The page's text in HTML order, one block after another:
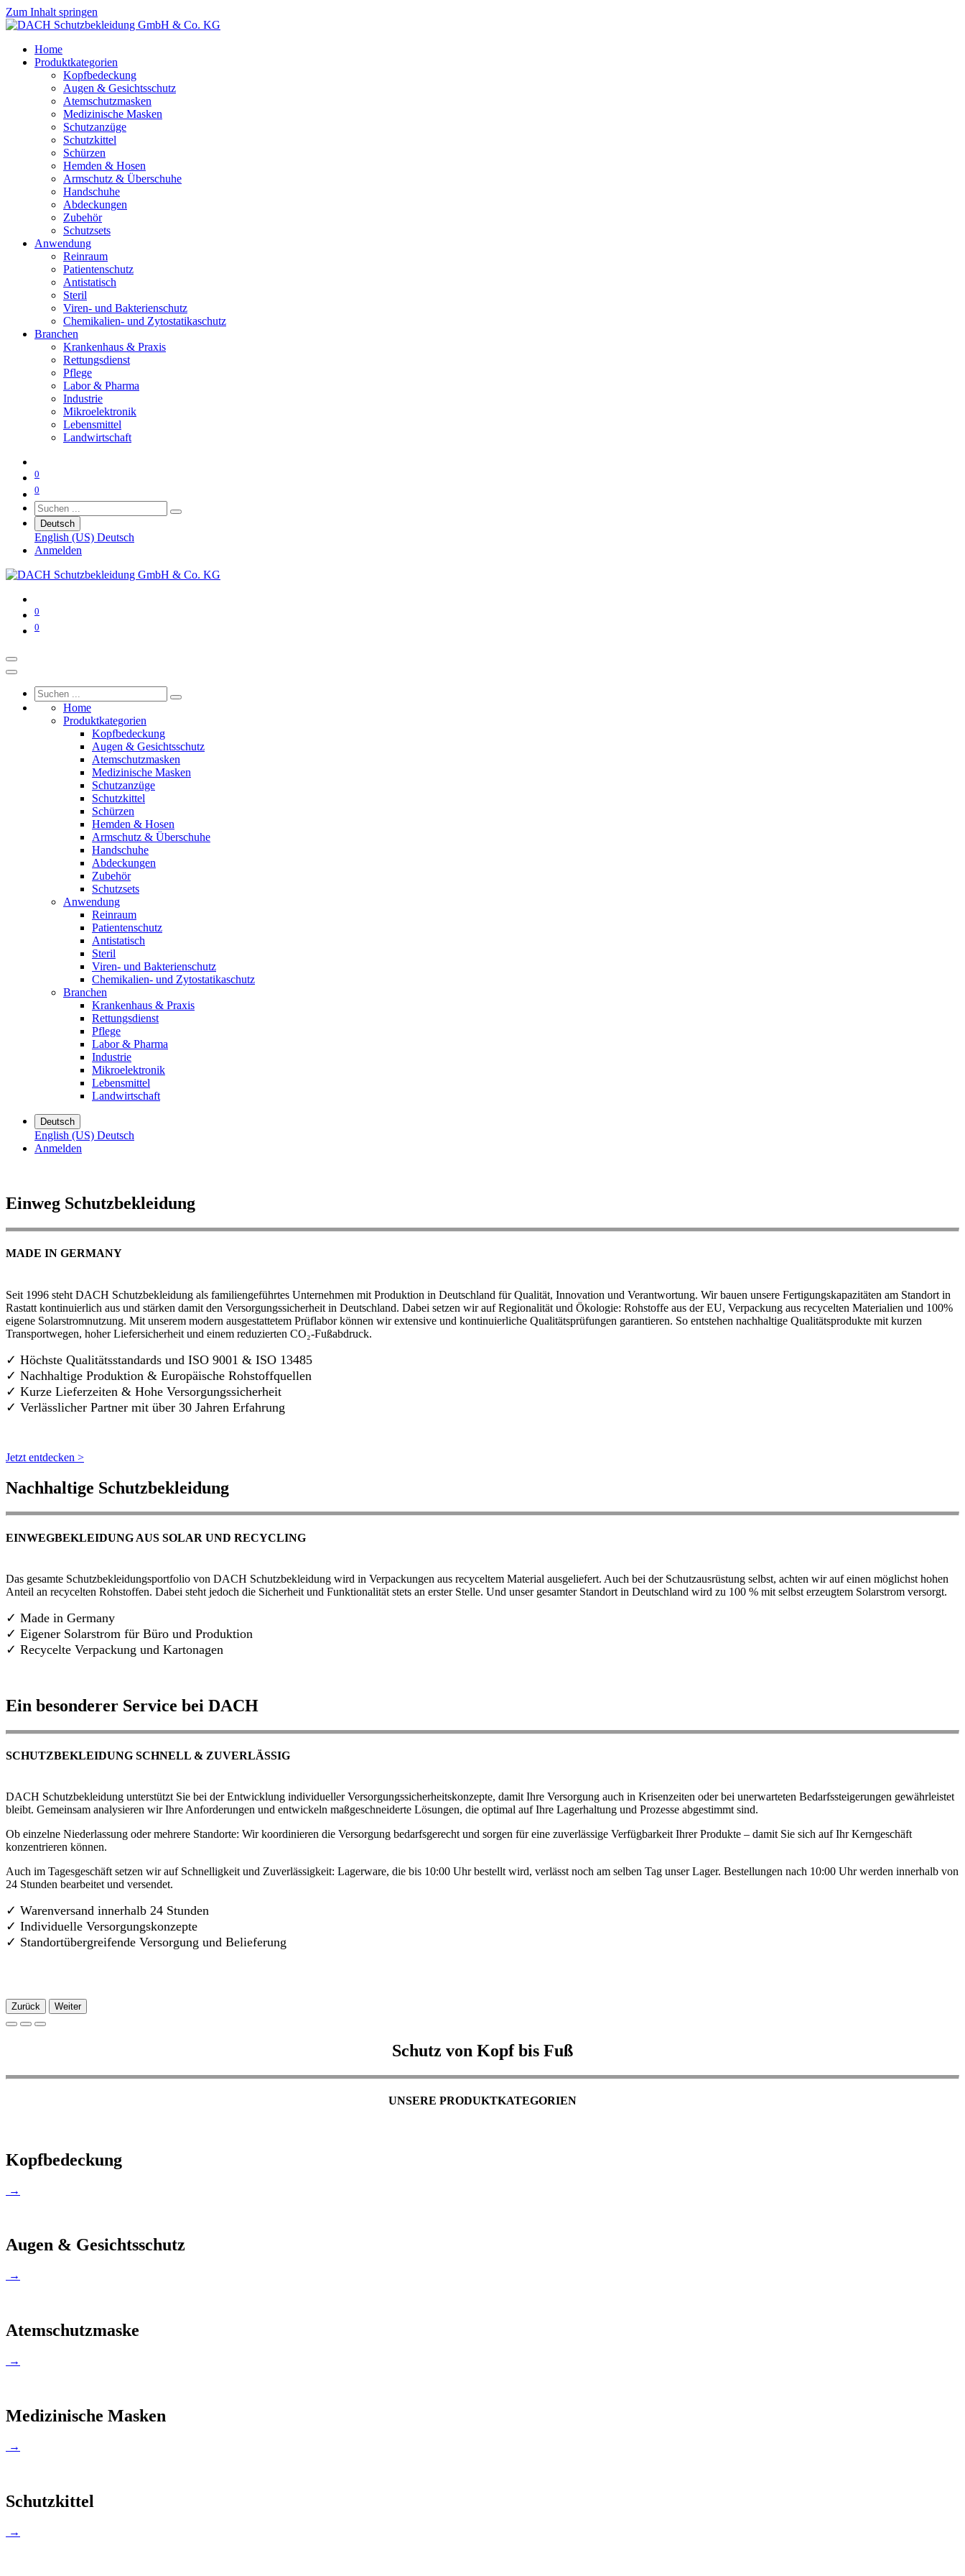
Zum Inhalt springen
Home
Produktkategorien
Kopfbedeckung
Augen & Gesichtsschutz
Atemschutzmasken
Medizinische Masken
Schutzanzüge
Schutzkittel
Schürzen
Hemden & Hosen
Armschutz & Überschuhe
Handschuhe
Abdeckungen
Zubehör
Schutzsets
Anwendung
Reinraum
Patientenschutz
Antistatisch
Steril
Viren- und Bakterienschutz
Chemikalien- und Zytostatikaschutz
Branchen
Krankenhaus & Praxis
Rettungsdienst
Pflege
Labor & Pharma
Industrie
Mikroelektronik
Lebensmittel
Landwirtschaft
0
0
Deutsch
English (US) Deutsch
Anmelden
0
0
Home
Produktkategorien
Kopfbedeckung
Augen & Gesichtsschutz
Atemschutzmasken
Medizinische Masken
Schutzanzüge
Schutzkittel
Schürzen
Hemden & Hosen
Armschutz & Überschuhe
Handschuhe
Abdeckungen
Zubehör
Schutzsets
Anwendung
Reinraum
Patientenschutz
Antistatisch
Steril
Viren- und Bakterienschutz
Chemikalien- und Zytostatikaschutz
Branchen
Krankenhaus & Praxis
Rettungsdienst
Pflege
Labor & Pharma
Industrie
Mikroelektronik
Lebensmittel
Landwirtschaft
Deutsch
English (US) Deutsch
Anmelden
Einweg Schutzbekleidung
MADE IN GERMANY
Seit 1996 steht DACH Schutzbekleidung als familiengeführtes Unternehmen mit Produktion in Deutschland für Qualität, Innovation und Verantwortung. Wir bauen unsere Fertigungskapazitäten am Standort in
Rastatt kontinuierlich aus und stärken damit den Versorgungssicherheit in Deutschland. Dabei setzen wir auf Regionalität und Ökologie: Rohstoffe aus der EU, Verpackung aus recycelten Materialien und 100%
eigene Solarstromnutzung. Mit unserem modern ausgestattetem Prüflabor können wir extensive und kontinuierliche Qualitätsprüfungen garantieren. So entstehen nachhaltige Qualitätsprodukte mit kurzen
Transportwegen, hoher Liefersicherheit und einem reduzierten CO₂-Fußabdruck.
✓ Höchste Qualitätsstandards und ISO 9001 & ISO 13485
✓ Nachhaltige Produktion & Europäische Rohstoffquellen
✓ Kurze Lieferzeiten & Hohe Versorgungssicherheit
✓ Verlässlicher Partner mit über 30 Jahren Erfahrung
Jetzt entdecken >
Nachhaltige Schutzbekleidung
EINWEGBEKLEIDUNG AUS SOLAR UND RECYCLING
Das gesamte Schutzbekleidungsportfolio von DACH Schutzbekleidung wird in Verpackungen aus recyceltem Material ausgeliefert. Auch bei der Schutzausrüstung selbst, achten wir auf einen möglichst hohen
Anteil an recycelten Rohstoffen. Dabei steht jedoch die Sicherheit und Funktionalität stets an erster Stelle. Und unser gesamter Standort in Deutschland wird zu 100 % mit selbst erzeugtem Solarstrom versorgt.
✓ Made in Germany
✓ Eigener Solarstrom für Büro und Produktion
✓ Recycelte Verpackung und Kartonagen
Ein besonderer Service bei DACH
SCHUTZBEKLEIDUNG SCHNELL & ZUVERLÄSSIG
DACH Schutzbekleidung unterstützt Sie bei der Entwicklung individueller Versorgungssicherheitskonzepte, damit Ihre Versorgung auch in Krisenzeiten oder bei unerwarteten Bedarfssteigerungen gewährleistet
bleibt. Gemeinsam analysieren wir Ihre Anforderungen und entwickeln maßgeschneiderte Lösungen, die optimal auf Ihre Lagerhaltung und Prozesse abgestimmt sind.
Ob einzelne Niederlassung oder mehrere Standorte: Wir koordinieren die Versorgung bedarfsgerecht und sorgen für eine zuverlässige Verfügbarkeit Ihrer Produkte – damit Sie sich auf Ihr Kerngeschäft
konzentrieren können.
Auch im Tagesgeschäft setzen wir auf Schnelligkeit und Zuverlässigkeit: Lagerware, die bis 10:00 Uhr bestellt wird, verlässt noch am selben Tag unser Lager. Bestellungen nach 10:00 Uhr werden innerhalb von
24 Stunden bearbeitet und versendet.
✓ Warenversand innerhalb 24 Stunden
✓ Individuelle Versorgungskonzepte
✓ Standortübergreifende Versorgung und Belieferung
Zurück Weiter
Schutz von Kopf bis Fuß
UNSERE PRODUKTKATEGORIEN
Kopfbedeckung
→
Augen & Gesichtsschutz
→
Atemschutzmaske
→
Medizinische Masken
→
Schutzkittel
→